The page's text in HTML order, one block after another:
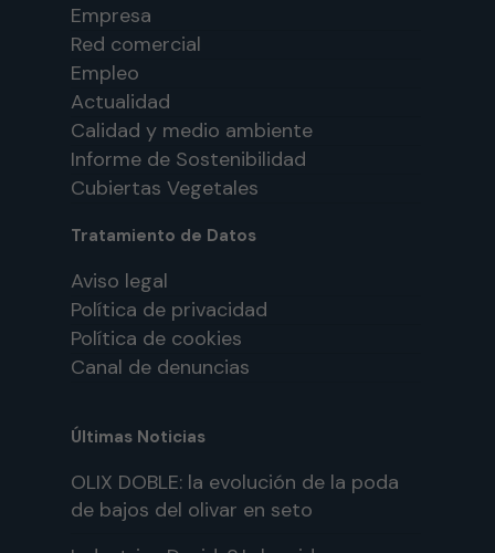
Empresa
Red comercial
Empleo
Actualidad
Calidad y medio ambiente
Informe de Sostenibilidad
Cubiertas Vegetales
Tratamiento de Datos
Aviso legal
Política de privacidad
Política de cookies
Canal de denuncias
Últimas Noticias
OLIX DOBLE: la evolución de la poda
de bajos del olivar en seto